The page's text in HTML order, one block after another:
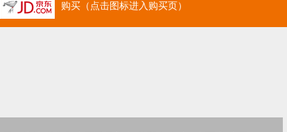
购买（点击图标进入购买页）